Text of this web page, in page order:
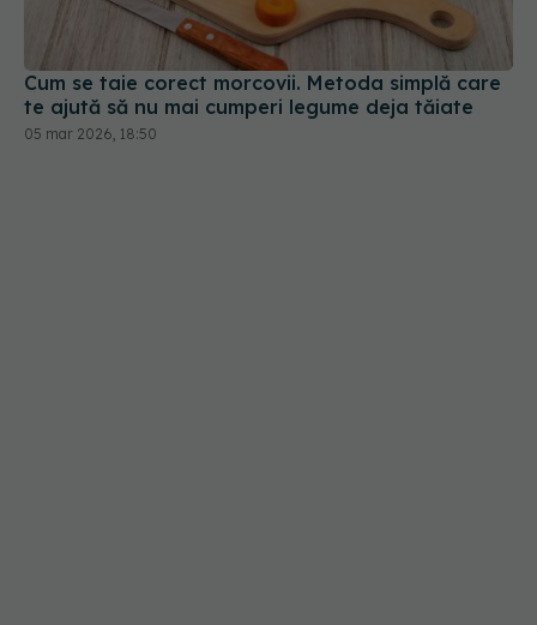
Cum se taie corect morcovii. Metoda simplă care
te ajută să nu mai cumperi legume deja tăiate
05 mar 2026, 18:50